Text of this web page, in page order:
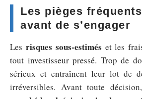
Les pièges
avant de s’engager
Les risques sous-estimés et les
tout investisseur pressé. Trop de
sérieux et entraînent leur lot de
irréversibles. Avant toute